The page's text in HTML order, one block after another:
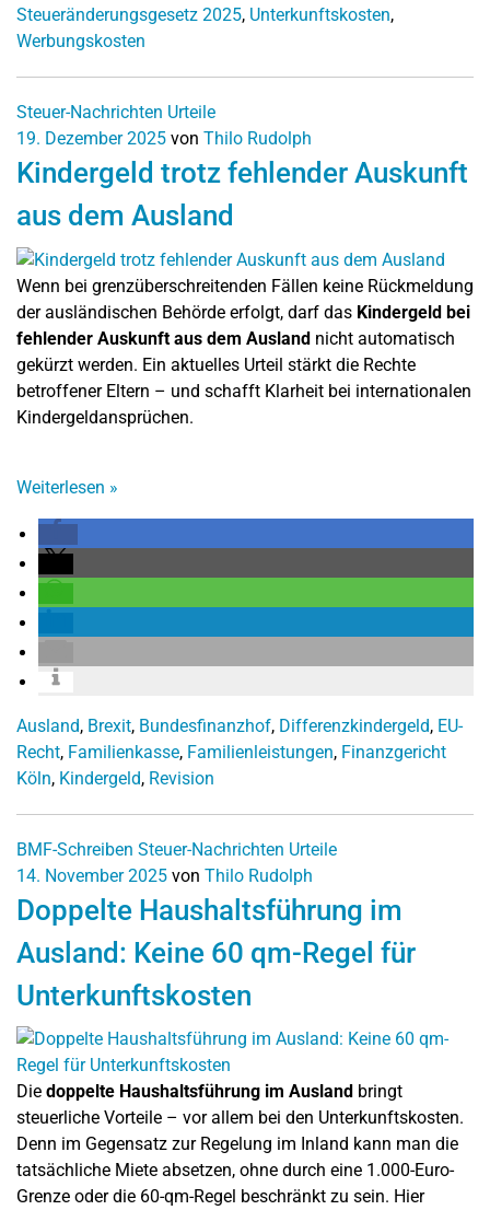
Steueränderungsgesetz 2025, Unterkunftskosten,
Werbungskosten
Steuer-Nachrichten Urteile
19. Dezember 2025 von Thilo Rudolph
Kindergeld trotz fehlender Auskunft
aus dem Ausland
Wenn bei grenzüberschreitenden Fällen keine Rückmeldung
der ausländischen Behörde erfolgt, darf das Kindergeld bei
fehlender Auskunft aus dem Ausland nicht automatisch
gekürzt werden. Ein aktuelles Urteil stärkt die Rechte
betroffener Eltern – und schafft Klarheit bei internationalen
Kindergeldansprüchen.
Weiterlesen »
Ausland, Brexit, Bundesfinanzhof, Differenzkindergeld, EU-
Recht, Familienkasse, Familienleistungen, Finanzgericht
Köln, Kindergeld, Revision
BMF-Schreiben Steuer-Nachrichten Urteile
14. November 2025 von Thilo Rudolph
Doppelte Haushaltsführung im
Ausland: Keine 60 qm-Regel für
Unterkunftskosten
Die doppelte Haushaltsführung im Ausland bringt
steuerliche Vorteile – vor allem bei den Unterkunftskosten.
Denn im Gegensatz zur Regelung im Inland kann man die
tatsächliche Miete absetzen, ohne durch eine 1.000-Euro-
Grenze oder die 60-qm-Regel beschränkt zu sein. Hier